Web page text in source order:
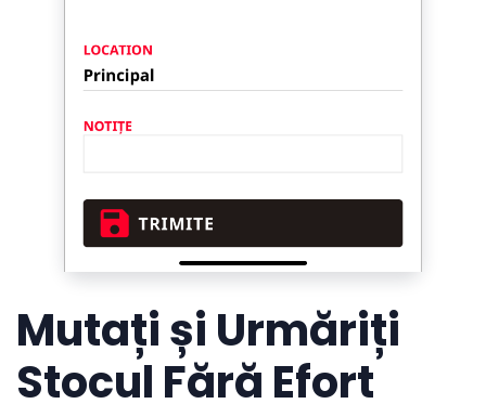
Mutați și Urmăriți
Stocul Fără Efort